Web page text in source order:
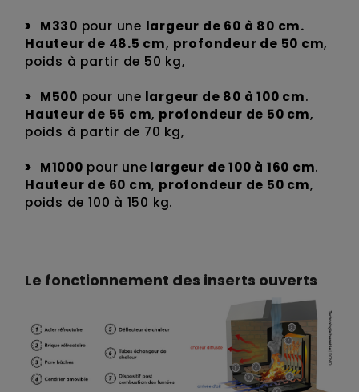
M330 pour une largeur de 60 à 80 cm.
Hauteur de 48.5 cm, profondeur de 50 cm,
poids à partir de 50 kg,
M500 pour une largeur de 80 à 100 cm.
Hauteur de 55 cm, profondeur de 50 cm,
poids à partir de 70 kg,
M1000 pour une largeur de 100 à 160 cm.
Hauteur de 60 cm, profondeur de 50 cm,
poids de 100 à 150 kg.
Le fonctionnement des inserts ouverts